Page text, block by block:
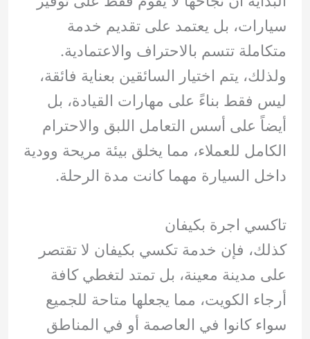
سيارات، بل يعتمد على تقديم خدمة
متكاملة تتسم بالاحتراف والاعتمادية.
ولذلك، يتم اختيار السائقين بعناية فائقة،
ليس فقط بناءً على مهارات القيادة، بل
أيضاً على أسس التعامل اللبق والاحترام
الكامل للعملاء، مما يخلق بيئة مريحة وودية
داخل السيارة مهما كانت مدة الرحلة.
تاكسي اجرة بكيفان
كذلك، فإن خدمة تكسي بكيفان لا تقتصر
على مدينة معينة، بل تمتد لتغطي كافة
أرجاء الكويت، مما يجعلها متاحة للجميع
سواء كانوا في العاصمة أو في المناطق